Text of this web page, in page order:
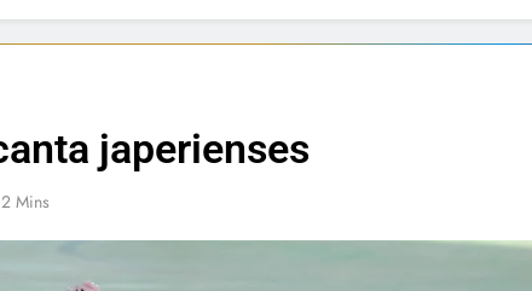
japerienses
2 Mins